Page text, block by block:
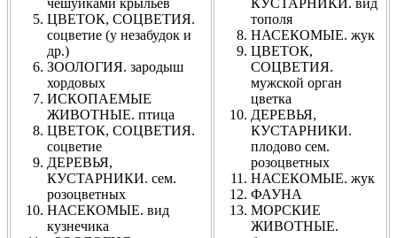
ЦВЕТОК, СОЦВЕТИЯ.
соцветие (у незабудок и
др.)
ЗООЛОГИЯ. зародыш
хордовых
ИСКОПАЕМЫЕ
ЖИВОТНЫЕ. птица
ЦВЕТОК, СОЦВЕТИЯ.
соцветие
ДЕРЕВЬЯ,
КУСТАРНИКИ. сем.
розоцветных
НАСЕКОМЫЕ. вид
кузнечика
тополя
НАСЕКОМЫЕ. жук
ЦВЕТОК,
СОЦВЕТИЯ.
мужской орган
цветка
ДЕРЕВЬЯ,
КУСТАРНИКИ.
плодово сем.
розоцветных
НАСЕКОМЫЕ. жук
ФАУНА
МОРСКИЕ
ЖИВОТНЫЕ.